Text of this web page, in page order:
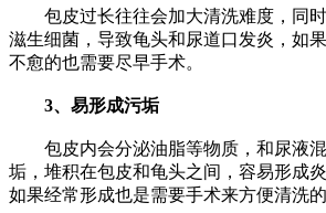
包皮过长往往会加大清洗难度，同时
滋生细菌，导致龟头和尿道口发炎，如
不愈的也需要尽早手术。
3、易形成污垢
包皮内会分泌油脂等物质，和尿液混
垢，堆积在包皮和龟头之间，容易形成
如果经常形成也是需要手术来方便清洗的